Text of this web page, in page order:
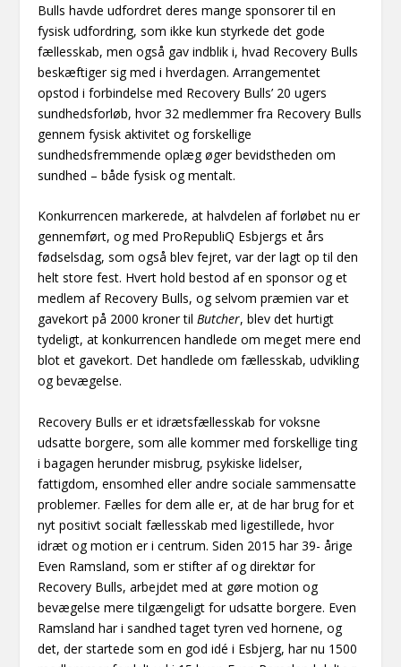
Bulls havde udfordret deres mange sponsorer til en
fysisk udfordring, som ikke kun styrkede det gode
fællesskab, men også gav indblik i, hvad Recovery Bulls
beskæftiger sig med i hverdagen. Arrangementet
opstod i forbindelse med Recovery Bulls’ 20 ugers
sundhedsforløb, hvor 32 medlemmer fra Recovery Bulls
gennem fysisk aktivitet og forskellige
sundhedsfremmende oplæg øger bevidstheden om
sundhed – både fysisk og mentalt.
Konkurrencen markerede, at halvdelen af forløbet nu er
gennemført, og med ProRepubliQ Esbjergs et års
fødselsdag, som også blev fejret, var der lagt op til den
helt store fest. Hvert hold bestod af en sponsor og et
medlem af Recovery Bulls, og selvom præmien var et
gavekort på 2000 kroner tilButcher, blev det hurtigt
tydeligt, at konkurrencen handlede om meget mere end
blot et gavekort. Det handlede om fællesskab, udvikling
og bevægelse.
Recovery Bulls er et idrætsfællesskab for voksne
udsatte borgere, som alle kommer med forskellige ting
i bagagen herunder misbrug, psykiske lidelser,
fattigdom, ensomhed eller andre sociale sammensatte
problemer. Fælles for dem alle er, at de har brug for et
nyt positivt socialt fællesskab med ligestillede, hvor
idræt og motion er i centrum. Siden 2015 har 39- årige
Even Ramsland, som er stifter af og direktør for
Recovery Bulls, arbejdet med at gøre motion og
bevægelse mere tilgængeligt for udsatte borgere. Even
Ramsland har i sandhed taget tyren ved hornene, og
det, der startede som en god idé i Esbjerg, har nu 1500